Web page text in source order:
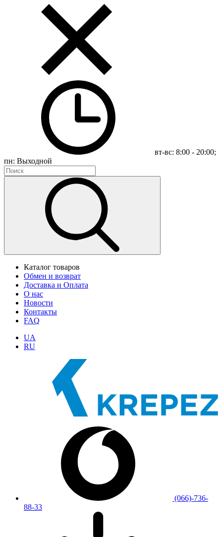
вт-вс: 8:00 - 20:00;
пн: Выходной
Каталог товаров
Обмен и возврат
Доставка и Оплата
О нас
Новости
Контакты
FAQ
UA
RU
(066)-736-
88-33